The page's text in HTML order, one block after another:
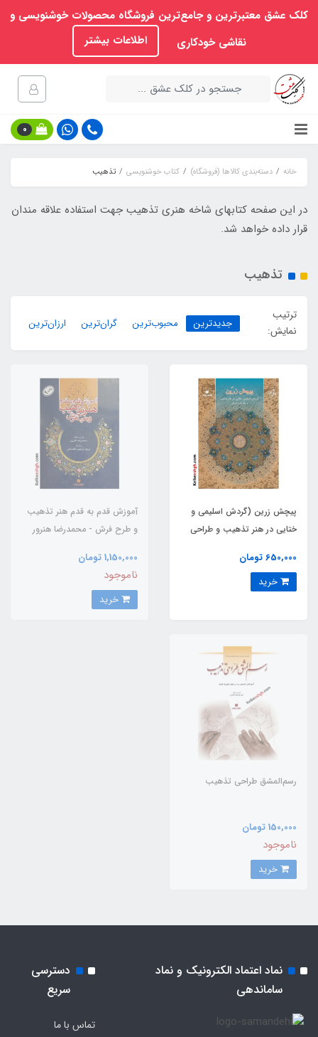
کلک عشق معتبرترین و جامع‌ترین فروشگاه محصولات خوشنویسی و
نقاشی خودکاری
اطلاعات بیشتر
0
خانه دسته‌بندی کالاها (فروشگاه) کتاب خوشنویسی تذهیب
در این صفحه کتابهای شاخه هنری تذهیب جهت استفاده علاقه مندان
قرار داده خواهد شد.
تذهیب
ترتیب
نمایش:
جدیدترین محبوب‌ترین گران‌ترین ارزان‌ترین
پیچش زرین (گردش اسلیمی و
ختایی در هنر تذهیب و طراحی
650,000 تومان
آموزش قدم به قدم هنر تذهیب
و طرح فرش - محمدرضا هنرور
1,150,000 تومان
ناموجود
رسم‌المشق طراحی تذهیب
150,000 تومان
ناموجود
نماد اعتماد الکترونیک و نماد
ساماندهی
دسترسی
سریع
تماس با ما